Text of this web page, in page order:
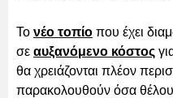
Το νέο τοπίο που έχει
σε αυξανόμενο κόστος
θα χρειάζονται πλέον
παρακολουθούν όσα